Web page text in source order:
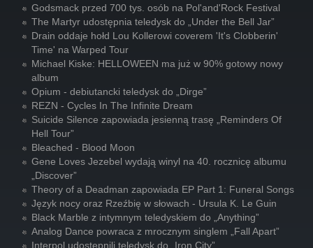
Godsmack przed 700 tys. osób na Pol'and'Rock Festival
The Martyr udostępnia teledysk do „Under the Bell Jar”
Drain oddaje hołd Lou Kollerowi coverem 'It's Clobberin'
Time' na Warped Tour
Michael Kiske: HELLOWEEN ma już w 90% gotowy nowy
album
Opium - debiutancki teledysk do „Dirge”
REZN - Cycles In The Infinite Dream
Suicide Silence zapowiada jesienną trasę „Reminders Of
Hell Tour”
Bleached - Blood Moon
Gene Loves Jezebel wydają winyl na 40. rocznicę albumu
„Discover”
Theory of a Deadman zapowiada EP Part 1: Funeral Songs
Język nocy oraz Rzeźbię w słowach - Ursula K. Le Guin
Black Marble z intymnym teledyskiem do „Anything”
Analog Dance powraca z mrocznym singlem „Fall Apart”
Interpol udostępnili teledysk do „Iron City”